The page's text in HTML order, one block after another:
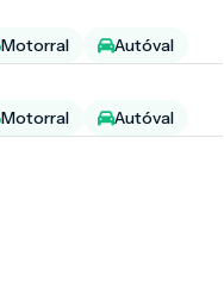
Motorral Autóval
Motorral Autóval